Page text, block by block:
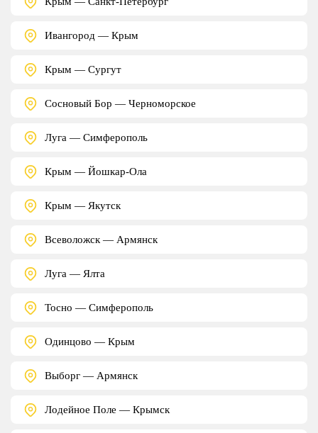
Ивангород — Крым
Крым — Сургут
Сосновый Бор — Черноморское
Луга — Симферополь
Крым — Йошкар-Ола
Крым — Якутск
Всеволожск — Армянск
Луга — Ялта
Тосно — Симферополь
Одинцово — Крым
Выборг — Армянск
Лодейное Поле — Крымск